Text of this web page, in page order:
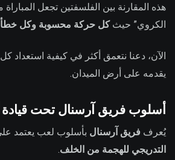
هذه المقارنة بين الفلسفتين تجعل
الكروي” حيثكل حركة محسوبة وكل خطأ
الآن، دعنا نتعمق أكثر في كيفية استعداد
يقدمه على أرض الميدان.
أسلوب فريق آرسنال تحت قيادة
يُعرف فريق آرسنال بأسلوب لعب يعتمد
التدريجي للهجمة من الخلف.